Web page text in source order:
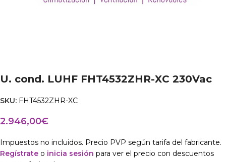
U. cond. LUHF FHT4532ZHR-XC 230Vac
SKU: FHT4532ZHR-XC
2.946,00€
Impuestos no incluidos. Precio PVP según tarifa del fabricante.
Regístrate o inicia sesión para ver el precio con descuentos